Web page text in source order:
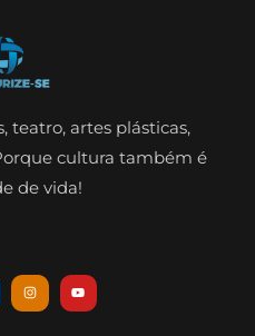
teatro, artes plásticas,
cultura também é
de vida!